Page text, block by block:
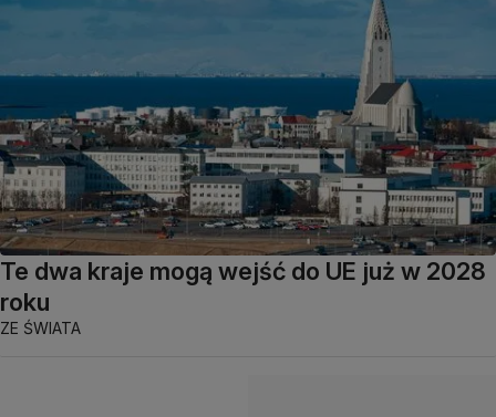
Te dwa kraje mogą wejść do UE już w 2028
roku
ZE ŚWIATA